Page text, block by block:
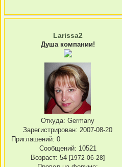
Larissa2
Душа компании!
Откуда: Germany
Зарегистрирован: 2007-08-20
Приглашений: 0
Сообщений: 10521
Возраст: 54 [1972-06-28]